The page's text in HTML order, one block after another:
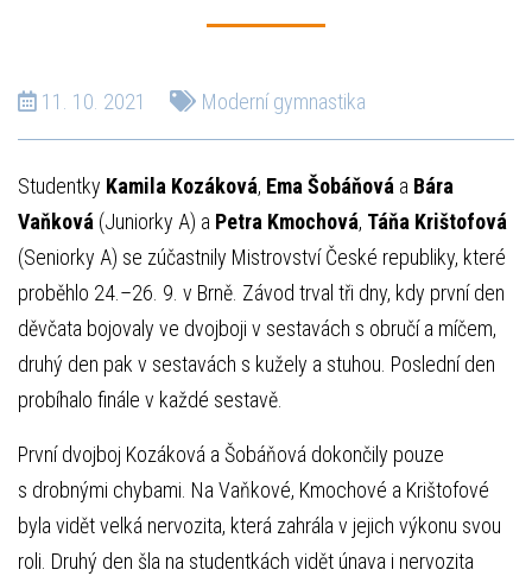
11. 10. 2021 Moderní gymnastika
Studentky Kamila Kozáková, Ema Šobáňová a Bára
Vaňková (Juniorky A) a Petra Kmochová, Táňa Krištofová
(Seniorky A) se zúčastnily Mistrovství České republiky, které
proběhlo 24.–26. 9. v Brně. Závod trval tři dny, kdy první den
děvčata bojovaly ve dvojboji v sestavách s obručí a míčem,
druhý den pak v sestavách s kužely a stuhou. Poslední den
probíhalo finále v každé sestavě.
První dvojboj Kozáková a Šobáňová dokončily pouze
s drobnými chybami. Na Vaňkové, Kmochové a Krištofové
byla vidět velká nervozita, která zahrála v jejich výkonu svou
roli. Druhý den šla na studentkách vidět únava i nervozita